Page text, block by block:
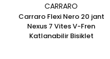
CARRARO
Carraro Flexi Nero 20 jant
Nexus 7 Vites V-Fren
Katlanabilir Bisiklet